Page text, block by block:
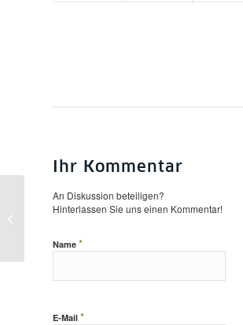
Ihr Kommentar
An Diskussion beteiligen?
Hinterlassen Sie uns einen Kommentar!
Name *
E-Mail *
Die Bibel im Orient – Vortrag von